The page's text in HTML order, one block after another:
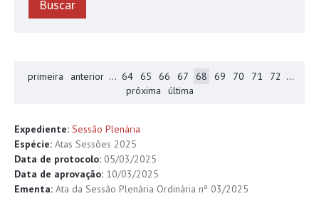
primeira anterior ... 64 65 66 67 68 69 70 71 72 ...
próxima
última
Expediente: Sessão Plenária
Espécie: Atas Sessões 2025
Data de protocolo: 05/03/2025
Data de aprovação: 10/03/2025
Ementa: Ata da Sessão Plenária Ordinária nº 03/2025